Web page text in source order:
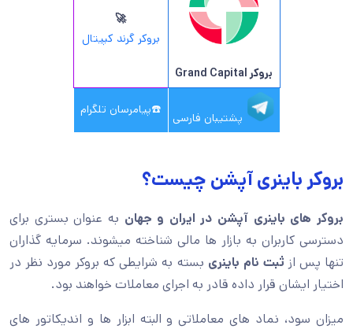
بروکر Grand Capital
🚀
بروکر گرند کپیتال
پشتیبان فارسی
☎️پیامرسان تلگرام
بروکر باینری آپشن چیست؟
بروکر های باینری آپشن در ایران و جهان به عنوان بستری برای
دسترسی کاربران به بازار ها مالی شناخته میشوند. سرمایه گذاران
تنها پس از ثبت نام باینری بسته به شرایطی که بروکر مورد نظر در
اختیار ایشان قرار داده قادر به اجرای معاملات خواهند بود.
میزان سود، نماد های معاملاتی و البته ابزار ها و اندیکاتور های